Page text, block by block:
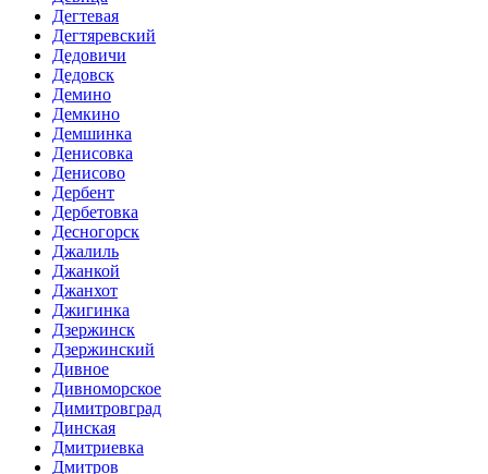
Дегтевая
Дегтяревский
Дедовичи
Дедовск
Демино
Демкино
Демшинка
Денисовка
Денисово
Дербент
Дербетовка
Десногорск
Джалиль
Джанкой
Джанхот
Джигинка
Дзержинск
Дзержинский
Дивное
Дивноморское
Димитровград
Динская
Дмитриевка
Дмитров